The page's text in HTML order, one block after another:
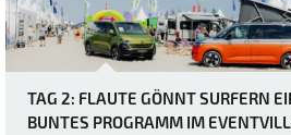
TAG 2: FLAUTE GÖNNT SURFERN
BUNTES PROGRAMM IM